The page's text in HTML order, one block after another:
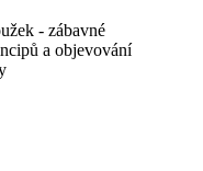
- zábavné
a objevování